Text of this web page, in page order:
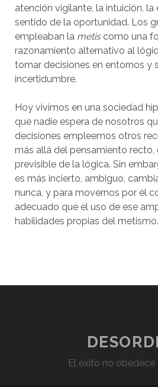
atención vigilante, la intuición, la
sentido de la oportunidad. Los
empleaban la metis como una
razonamiento alternativo al
tomar decisiones en entornos y
incertidumbre.
Hoy vivimos en una sociedad
que nadie espera de nosotros
decisiones empleemos otros
más allá del pensamiento recto,
previsible de la lógica. Sin
es más incierto, ambiguo,
nunca, y para movernos por él
adecuado que el uso de ese
habilidades propias del metismo.
El éxito no obedece